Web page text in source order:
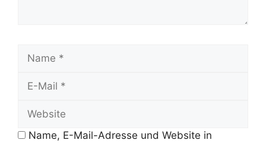
Mail
Name, E-Mail-Adresse und Website in